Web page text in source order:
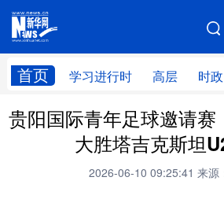
首页 学习进行时 高层 时政
网站地图
学习进行时 高层 时
财经 网
贵阳国际青年足球邀请赛
大胜塔吉克斯坦
2026-06-10 09:25:41 来源